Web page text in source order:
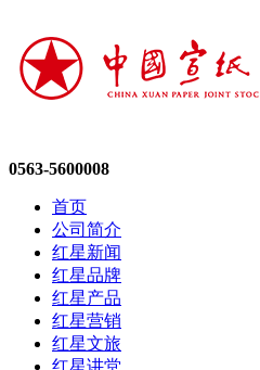
0563-5600008
首页
公司简介
红星新闻
红星品牌
红星产品
红星营销
红星文旅
红星讲堂